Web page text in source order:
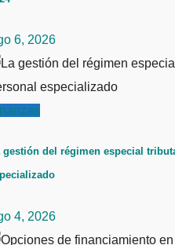
6, 2026
gestión del régimen especial
4, 2026